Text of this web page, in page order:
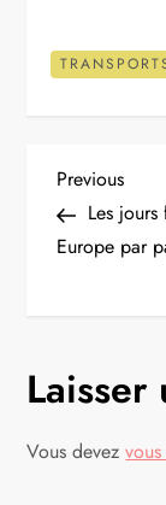
N
a
g
a
Previous
Post
Previous
Les
Europe par
Laisser
Vous devez